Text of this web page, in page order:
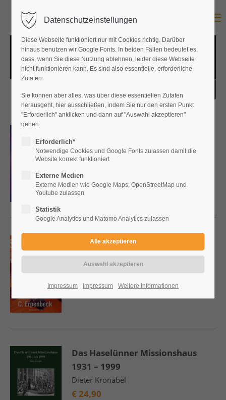
ab 5.8.26
Rainer Kruse
€17,90
Schön giftig - Ein Giftpflanzen-
Handbuch für Eltern
Charlotte Erpenbeck
€ 6,90
Das Haselünner Missionshaus
1931 – 1999
Dieter Kronabel
€ 24,90
Datenschutzeinstellungen
Diese Webseite funktioniert nur mit Cookies richtig. Darüber
hinaus benutzen wir Google Fonts. In beiden Fällen bedeutet es,
dass, wenn Sie diese Nutzung ablehnen, leider diese Webseite
nicht funktionieren kann. Es sind also essentielle, erforderliche
Zutaten.
Sie können aber alles, was über diese essentiellen Zutaten
herausgeht, hier ausschließen, indem Sie nur den ersten Punkt
"Erforderlich" anklicken und dann auf "Auswahl akzeptieren"
gehen.
Erforderlich*
Notwendige Cookies und Google Fonts zulassen damit die
Website korrekt funktioniert
Externe Medien
Externe Medien wie Google Maps, OpenStreetMap und
Youtube zulassen
Statistik
Google Analytics und Matomo Analytics zulassen
Impressum Impressum Weitere Informationen